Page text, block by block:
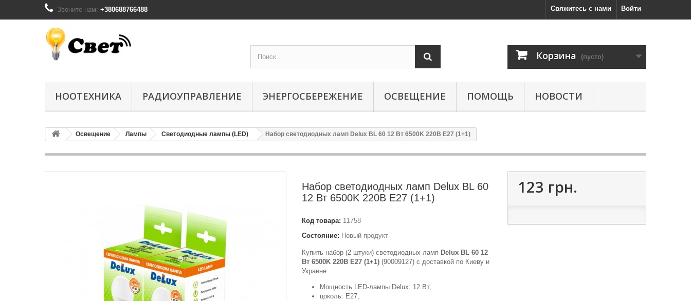
Войти
Свяжитесь с нами
Звоните нам: +380688766488
Корзина (пусто)
НООТЕХНИКА РАДИОУПРАВЛЕНИЕ ЭНЕРГОСБЕРЕЖЕНИЕ ОСВЕЩЕНИЕ ПОМОЩЬ НОВОСТИ
Освещение Лампы Светодиодные лампы (LED) Набор светодиодных ламп Delux BL 60 12 Вт 6500K 220В E27 (1+1)
Набор светодиодных ламп Delux BL 60
12 Вт 6500K 220В E27 (1+1)
Код товара: 11758
Состояние: Новый продукт
Купить набор (2 штуки) светодиодных ламп Delux BL 60 12
Вт 6500K 220В E27 (1+1) (90009127) с доставкой по Киеву и
Украине
Мощность LED-лампы Delux: 12 Вт,
цоколь: Е27,
123 грн.